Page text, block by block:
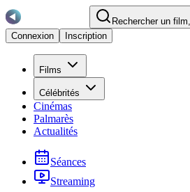
Rechercher un
Connexion
Inscription
Films
Célébrités
Cinémas
Palmarès
Actualités
Séances
Streaming